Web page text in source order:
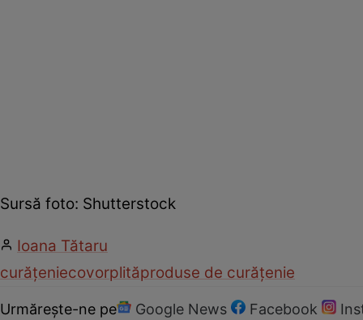
Sursă foto: Shutterstock
Ioana Tătaru
curățeniecovorplităproduse de curățenie
Urmărește-ne pe Google News Facebook